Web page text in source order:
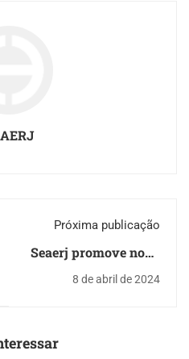
Próxima publicação
Seaerj promove novo
servidores do
8 de abril de 2024